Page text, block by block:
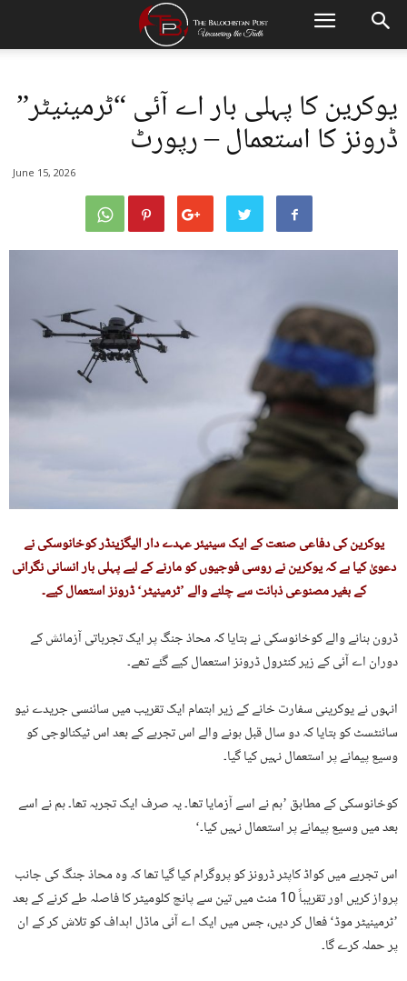
یوکرین کا پہلی بار اے آئی “ٹرمینیٹر”
ڈرونز کا استعمال – رپورٹ
June 15, 2026
یوکرین کی دفاعی صنعت کے ایک سینیئر عہدے دار الیگزینڈر کوخانوسکی نے
دعویٰ کیا ہے کہ یوکرین نے روسی فوجیوں کو مارنے کے لیے پہلی بار انسانی نگرانی
کے بغیر مصنوعی ذہانت سے چلنے والے ’ٹرمینیٹر‘ ڈرونز استعمال کیے۔
ڈرون بنانے والے کوخانوسکی نے بتایا کہ محاذ جنگ پر ایک تجرباتی آزمائش کے
دوران اے آئی کے زیر کنٹرول ڈرونز استعمال کیے گئے تھے۔
انہوں نے یوکرینی سفارت خانے کے زیر اہتمام ایک تقریب میں سائنسی جریدے نیو
سائنٹسٹ کو بتایا کہ دو سال قبل ہونے والے اس تجربے کے بعد اس ٹیکنالوجی کو
وسیع پیمانے پر استعمال نہیں کیا گیا۔
کوخانوسکی کے مطابق ’ہم نے اسے آزمایا تھا۔ یہ صرف ایک تجربہ تھا۔ ہم نے اسے
بعد میں وسیع پیمانے پر استعمال نہیں کیا۔‘
اس تجربے میں کواڈ کاپٹر ڈرونز کو پروگرام کیا گیا تھا کہ وہ محاذ جنگ کی جانب
پرواز کریں اور تقریباً 10 منٹ میں تین سے پانچ کلومیٹر کا فاصلہ طے کرنے کے بعد
’ٹرمینیٹر موڈ‘ فعال کر دیں، جس میں ایک اے آئی ماڈل اہداف کو تلاش کر کے ان
پر حملہ کرے گا۔